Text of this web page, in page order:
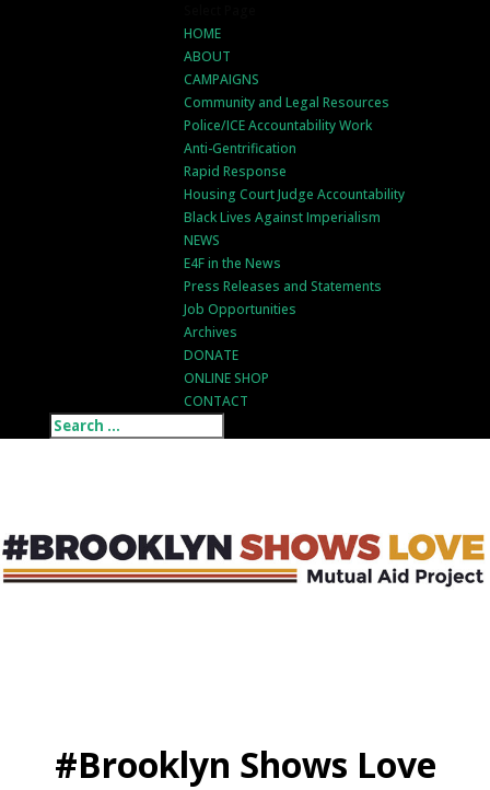
HOME
ABOUT
CAMPAIGNS
Community and Legal Resources
Police/ICE Accountability Work
Anti-Gentrification
Rapid Response
Housing Court Judge Accountability
Black Lives Against Imperialism
NEWS
E4F in the News
Press Releases and Statements
Job Opportunities
Archives
DONATE
ONLINE SHOP
CONTACT
#Brooklyn Shows Love